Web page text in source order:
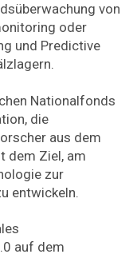
von
oder
und Predictive
Nationalfonds
die
aus dem
dem Ziel, am
zur
entwickeln.
auf dem